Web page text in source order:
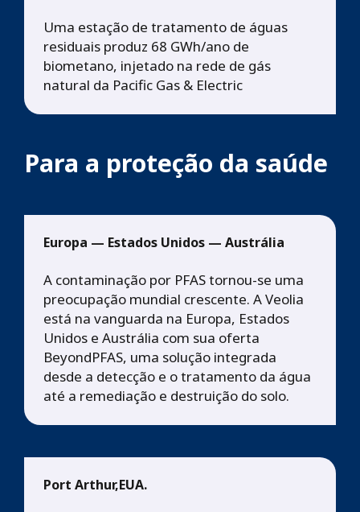
Uma estação de tratamento de águas
residuais produz 68 GWh/ano de
biometano, injetado na rede de gás
natural da Pacific Gas & Electric
Para a proteção da saúde
Europa — Estados Unidos — Austrália
A contaminação por PFAS tornou-se uma
preocupação mundial crescente. A Veolia
está na vanguarda na Europa, Estados
Unidos e Austrália com sua oferta
BeyondPFAS, uma solução integrada
desde a detecção e o tratamento da água
até a remediação e destruição do solo.
Port Arthur,EUA.